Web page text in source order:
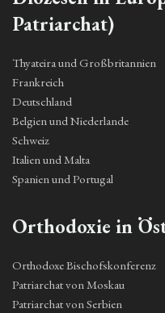
Patriarchat)
Thyateira und Großbritannien
Frankreich
Deutschland
Belgien und Niederlande
Schweiz
Italien und Malta
Spanien und Portugal
Orthodoxie in
Orthodoxe Bischofskonferenz
Patriarchat von Moskau
Patriarchat von Serbien